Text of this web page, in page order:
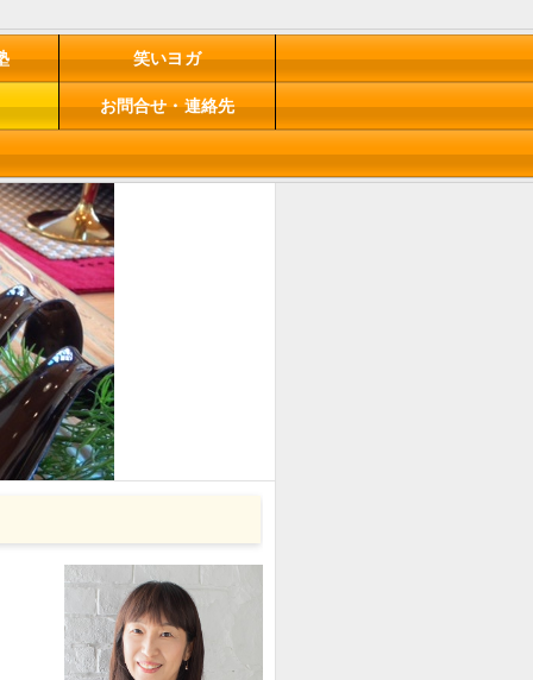
笑いヨガ
お問合せ・連絡先